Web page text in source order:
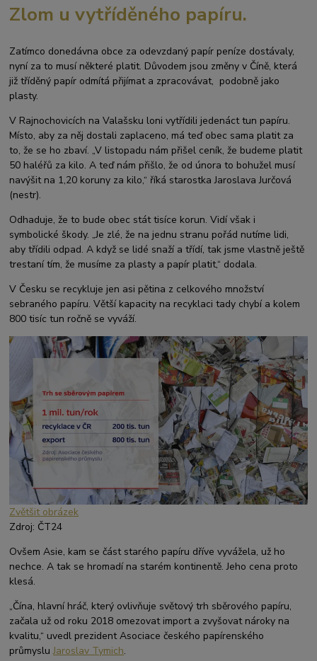
Zlom u vytříděného papíru.
Zatímco donedávna obce za odevzdaný papír peníze dostávaly,
nyní za to musí některé platit. Důvodem jsou změny v Číně, která
již tříděný papír odmítá přijímat a zpracovávat, podobně jako
plasty.
V Rajnochovicích na Valašsku loni vytřídili jedenáct tun papíru.
Místo, aby za něj dostali zaplaceno, má teď obec sama platit za
to, že se ho zbaví. „V listopadu nám přišel ceník, že budeme platit
50 haléřů za kilo. A teď nám přišlo, že od února to bohužel musí
navýšit na 1,20 koruny za kilo,“ říká starostka Jaroslava Jurčová
(nestr).
Odhaduje, že to bude obec stát tisíce korun. Vidí však i
symbolické škody. „Je zlé, že na jednu stranu pořád nutíme lidi,
aby třídili odpad. A když se lidé snaží a třídí, tak jsme vlastně ještě
trestaní tím, že musíme za plasty a papír platit,“ dodala.
V Česku se recykluje jen asi pětina z celkového množství
sebraného papíru. Větší kapacity na recyklaci tady chybí a kolem
800 tisíc tun ročně se vyváží.
Zvětšit obrázek
Zdroj: ČT24
Ovšem Asie, kam se část starého papíru dříve vyvážela, už ho
nechce. A tak se hromadí na starém kontinentě. Jeho cena proto
klesá.
„Čína, hlavní hráč, který ovlivňuje světový trh sběrového papíru,
začala už od roku 2018 omezovat import a zvyšovat nároky na
kvalitu,“ uvedl prezident Asociace českého papírenského
průmysluJaroslav Tymich.